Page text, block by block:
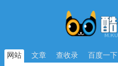
网站 文章 查收录 百度一下